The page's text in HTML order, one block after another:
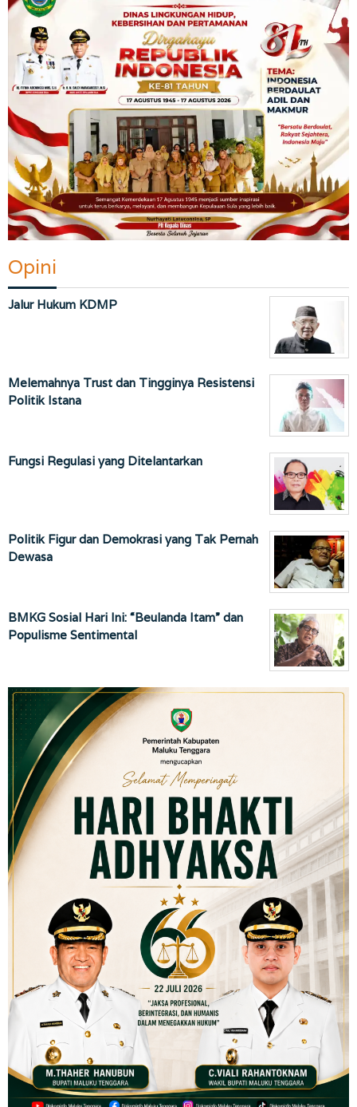
Opini
Jalur Hukum KDMP
Melemahnya Trust dan Tingginya Resistensi
Politik Istana
Fungsi Regulasi yang Ditelantarkan
Politik Figur dan Demokrasi yang Tak Pernah
Dewasa
BMKG Sosial Hari Ini: “Beulanda Itam” dan
Populisme Sentimental